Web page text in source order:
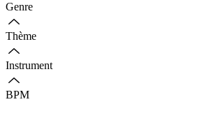
Genre
Thème
Instrument
BPM